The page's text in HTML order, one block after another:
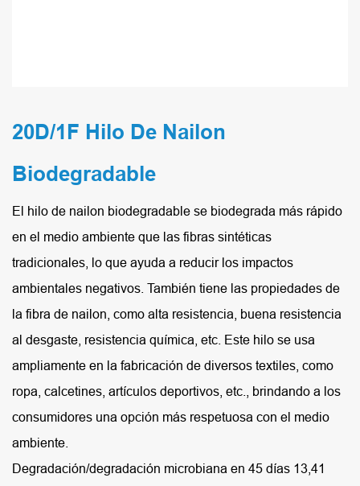
20D/1F Hilo De Nailon
Biodegradable
El hilo de nailon biodegradable se biodegrada más rápido
en el medio ambiente que las fibras sintéticas
tradicionales, lo que ayuda a reducir los impactos
ambientales negativos. También tiene las propiedades de
la fibra de nailon, como alta resistencia, buena resistencia
al desgaste, resistencia química, etc. Este hilo se usa
ampliamente en la fabricación de diversos textiles, como
ropa, calcetines, artículos deportivos, etc., brindando a los
consumidores una opción más respetuosa con el medio
ambiente.
Degradación/degradación microbiana en 45 días 13,41